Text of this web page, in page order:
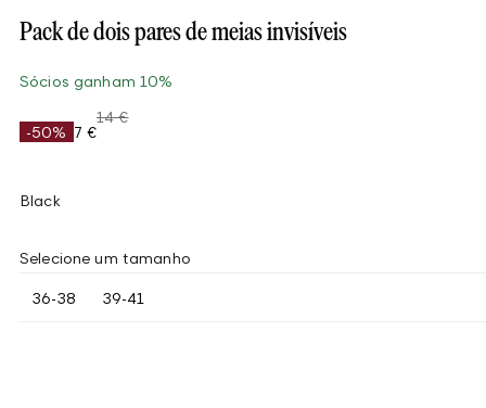
Pack de dois pares de meias invisíveis
Sócios ganham 10%
-50% 7 €
14 €
Black
Selecione um tamanho
36-38 39-41